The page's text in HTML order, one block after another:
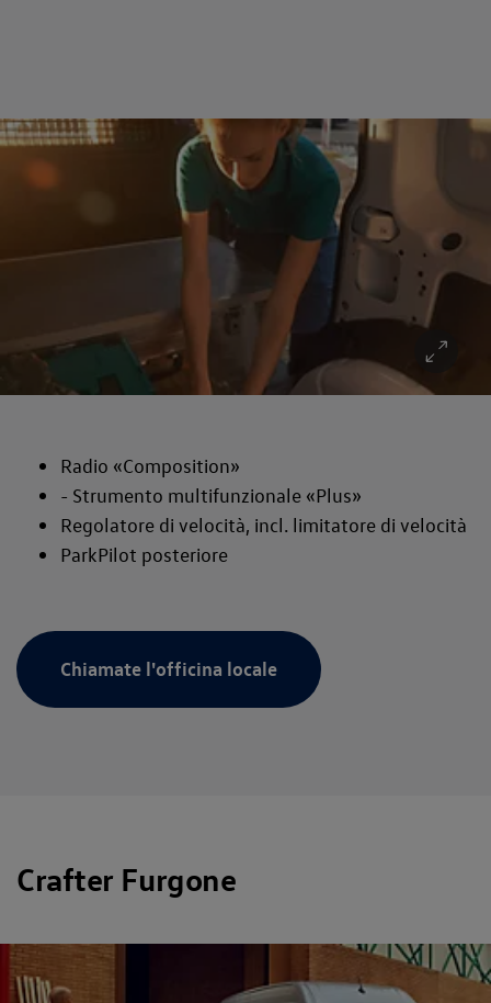
Radio «Composition»
- Strumento multifunzionale «Plus»
Regolatore di velocità, incl. limitatore di velocità
ParkPilot posteriore
Chiamate l'officina locale
Crafter Furgone